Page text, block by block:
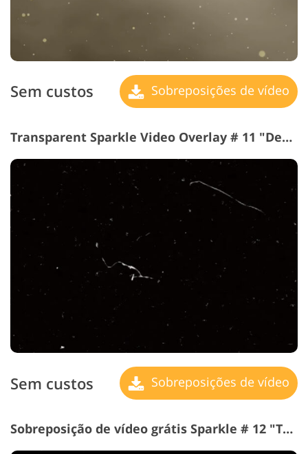
Sem custos Sobreposições de vídeo
Transparent Sparkle Video Overlay # 11 "Decay"
Sem custos Sobreposições de vídeo
Sobreposição de vídeo grátis Sparkle # 12 "Traces"